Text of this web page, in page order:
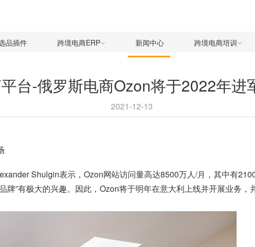
品插件 跨境电商ERP 新闻中心 跨境电商培训
台-俄罗斯电商Ozon将于2022年进
2021-12-13
Shulgin表示，Ozon网站访问量高达8500万人/月，其中有
牌”有极大的兴趣。因此，Ozon将于明年在意大利上线并开展业务，